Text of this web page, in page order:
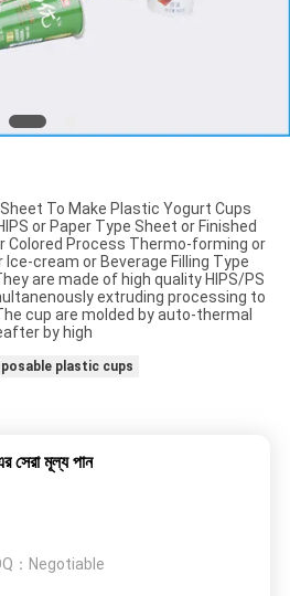
To Make Plastic Yogurt Cups
or Paper Type Sheet or Finished
Colored Process Thermo-forming or
cream or Beverage Filling Type
are made of high quality HIPS/PS
extruding processing to
cup are molded by auto-thermal
by high
plastic cups
সেরা মূল্য পান
： Negotiable